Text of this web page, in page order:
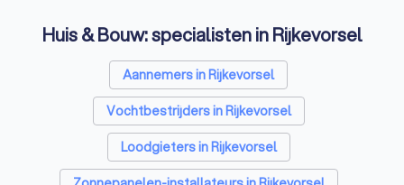
Huis & Bouw: specialisten in Rijkevorsel
Aannemers in Rijkevorsel
Vochtbestrijders in Rijkevorsel
Loodgieters in Rijkevorsel